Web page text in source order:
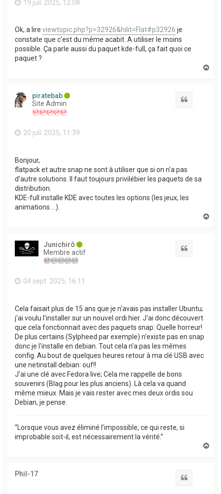
19 juil. 2025, 12:08
Ok, a lire viewtopic.php?p=32926&hilit=Flat#p32926 je
constate que c'est du même acabit. A utiliser le moins
possible. Ça parle aussi du paquet kde-full, ça fait quoi ce
paquet ?
piratebab
Site Admin
20 juil. 2025, 11:39
Bonjour,
flatpack et autre snap ne sont à utiliser que si on n'a pas
d'autre solutions. Il faut toujours privilébier les paquets de sa
distribution.
KDE-full installe KDE avec toutes les options (les jeux, les
animations ...).
Junichirô
Membre actif
04 sept. 2025, 16:11
Cela faisait plus de 15 ans que je n'avais pas installer Ubuntu;
j'ai voulu l'installer sur un nouvel ordi hier. J'ai donc découvert
que cela fonctionnait avec des paquets snap: Quelle horreur!
De plus certains (Sylpheed par exemple) n'existe pas en snap
donc je l'installe en debian. Tout cela n'a pas les mêmes
config. Au bout de quelques heures retour à ma clé USB avec
une netinstall debian: ouf!!
J'ai une clé avec Fedora live; Cela me rappelle de bons
souvenirs (Blag pour les plus anciens). Là cela va quand
même mieux. Mais je vais rester avec mes deux ordis sou
Debian, je pense.
“Lorsque vous avez éliminé l’impossible, ce qui reste, si
improbable soit-il, est nécessairement la vérité.”
Phil-17